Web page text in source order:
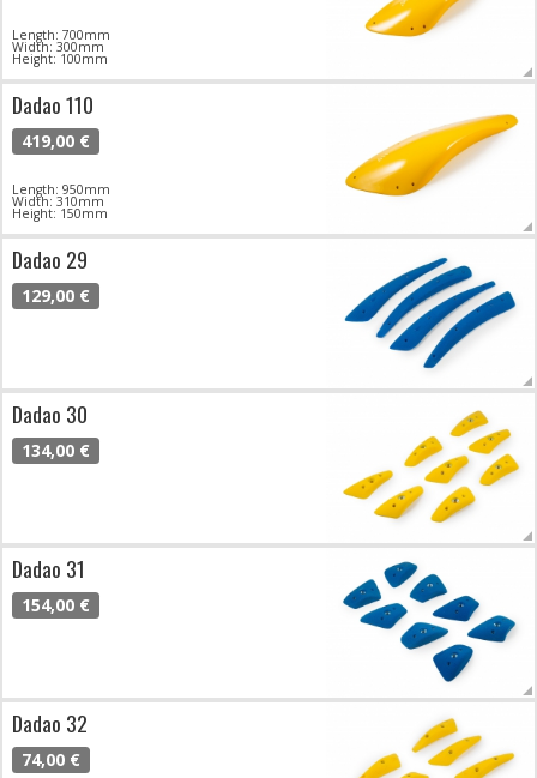
Length: 700mm
Width: 300mm
Height: 100mm
Dadao 110
419,00 €
Length: 950mm
Width: 310mm
Height: 150mm
Dadao 29
129,00 €
Dadao 30
134,00 €
Dadao 31
154,00 €
Dadao 32
74,00 €